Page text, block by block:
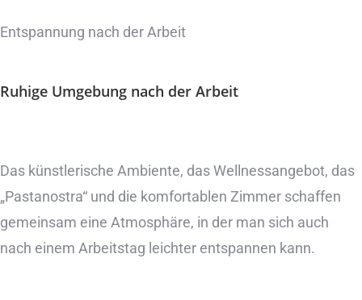
Entspannung nach der Arbeit
Ruhige Umgebung nach der Arbeit
Das künstlerische Ambiente, das Wellnessangebot, das
„Pastanostra“ und die komfortablen Zimmer schaffen
gemeinsam eine Atmosphäre, in der man sich auch
nach einem Arbeitstag leichter entspannen kann.